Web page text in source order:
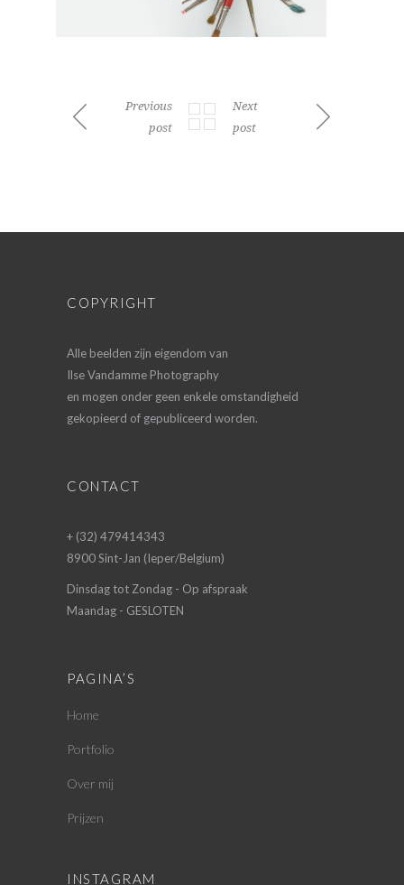
Previous
post
Next
post
COPYRIGHT
Alle beelden zijn eigendom van
Ilse Vandamme Photography
en mogen onder geen enkele omstandigheid
gekopieerd of gepubliceerd worden.
CONTACT
+ (32) 479414343
8900 Sint-Jan (Ieper/Belgium)
Dinsdag tot Zondag - Op afspraak
Maandag - GESLOTEN
PAGINA’S
Home
Portfolio
Over mij
Prijzen
INSTAGRAM